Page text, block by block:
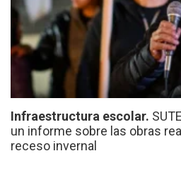
Infraestructura escolar.
un informe sobre las obras
receso invernal